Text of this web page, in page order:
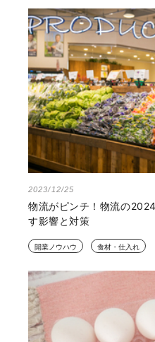
2023/12/25
物流がピンチ！物流の
す影響と対策
開業ノウハウ 食材・仕入れ